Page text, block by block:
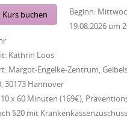
Kurs buchen Beginn:
19.08.2026 um
Kathrin Loos
Margot-Engelke-Zentrum,
30173 Hannover
x 60 Minuten (169€),
§20 mit